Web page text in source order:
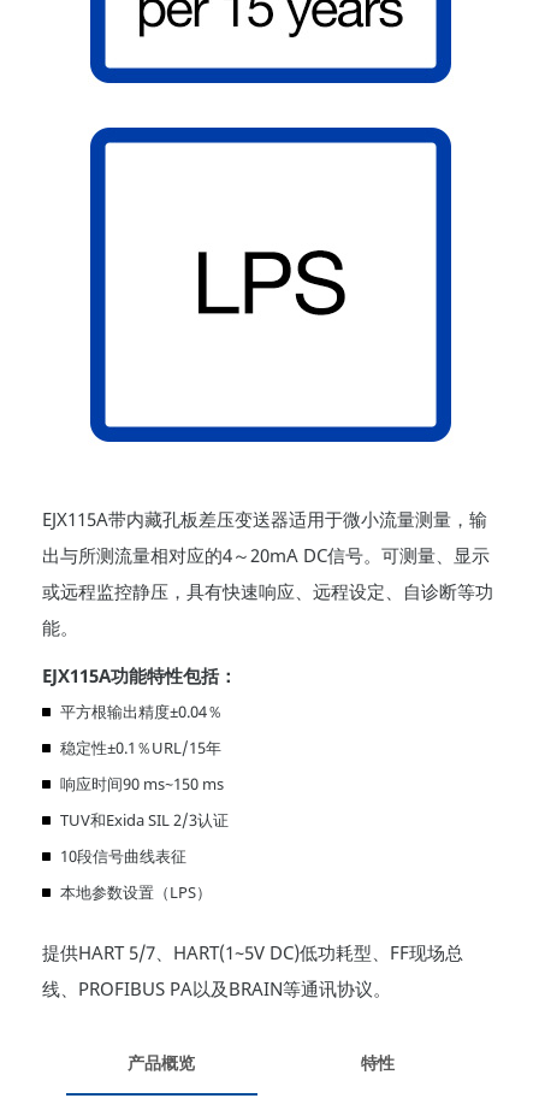
EJX115A带内藏孔板差压变送器适用于微小流量测量，输
出与所测流量相对应的4～20mA DC信号。可测量、显示
或远程监控静压，具有快速响应、远程设定、自诊断等功
能。
EJX115A功能特性包括：
平方根输出精度±0.04％
稳定性±0.1％URL/15年
响应时间90 ms~150 ms
TUV和Exida SIL 2/3认证
10段信号曲线表征
本地参数设置（LPS）
提供HART 5/7、HART(1~5V DC)低功耗型、FF现场总
线、PROFIBUS PA以及BRAIN等通讯协议。
产品概览 特性